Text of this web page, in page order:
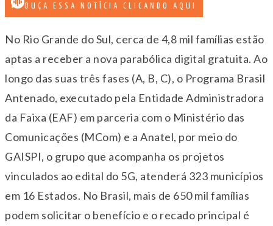
OUÇA ESSA NOTÍCIA CLICANDO AQUI
No Rio Grande do Sul, cerca de 4,8 mil famílias estão
aptas a receber a nova parabólica digital gratuita. Ao
longo das suas três fases (A, B, C), o Programa Brasil
Antenado, executado pela Entidade Administradora
da Faixa (EAF) em parceria com o Ministério das
Comunicações (MCom) e a Anatel, por meio do
GAISPI, o grupo que acompanha os projetos
vinculados ao edital do 5G, atenderá 323 municípios
em 16 Estados. No Brasil, mais de 650 mil famílias
podem solicitar o benefício e o recado principal é